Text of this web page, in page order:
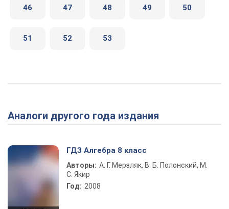
Play Video
46 47 48 49 50
51 52 53
Аналоги другого года издания
ГДЗ Алгебра 8 класс
Авторы: А. Г. Мерзляк, В. Б. Полонский, М.
С. Якир
Год: 2008